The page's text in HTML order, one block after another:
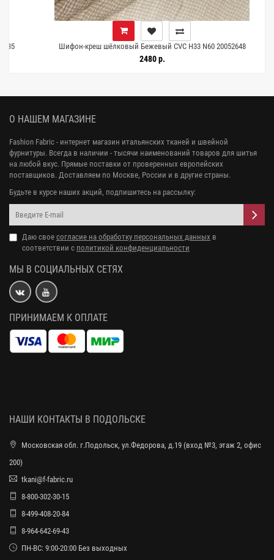
Шифон-креш шёлковый Бежевый CVC H33 N60 20052648
2480 р.
О НАШЕМ МАГАЗИНЕ
Fashion Fabric - интернет магазин итальянских тканей и швейной
фурнитуры. Всегда в наличии - тысячи наименований товаров для шитья
на любой вкус. Прямые поставки от проверенных европейских
поставщиков. Доставляем по Москве, России и в другие страны.
Будьте в курсе наших акций, подпишитесь на рассылку:
Даю свое согласие на обработку персональных данных в
соответствии с политикой конфиденциальности
МЫ В СОЦИАЛЬНЫХ СЕТЯХ
ПРИНИМАЕМ К ОПЛАТЕ
НАШИ КОНТАКТЫ В ПОДОЛЬСКЕ
Московская обл. г.Подольск, ул.Федорова, д.19 (вход №3, этаж 2, офис
200)
tkani@f-fabric.ru
8-800-302-30-15
8-499-408-20-84
8-964-642-69-43
ПН-ВС: 9:00-20:00 Без выходных